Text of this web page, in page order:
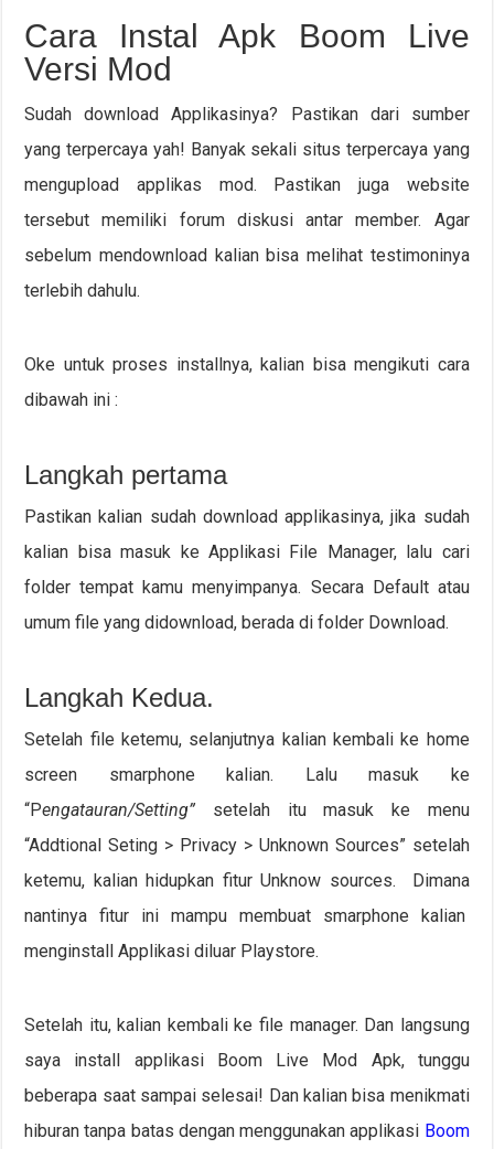
Cara Instal Apk Boom Live
Versi Mod
Sudah download Applikasinya? Pastikan dari sumber
yang terpercaya yah! Banyak sekali situs terpercaya yang
mengupload applikas mod. Pastikan juga website
tersebut memiliki forum diskusi antar member. Agar
sebelum mendownload kalian bisa melihat testimoninya
terlebih dahulu.
Oke untuk proses installnya, kalian bisa mengikuti cara
dibawah ini :
Langkah pertama
Pastikan kalian sudah download applikasinya, jika sudah
kalian bisa masuk ke Applikasi File Manager, lalu cari
folder tempat kamu menyimpanya. Secara Default atau
umum file yang didownload, berada di folder Download.
Langkah Kedua.
Setelah file ketemu, selanjutnya kalian kembali ke home
screen smarphone kalian. Lalu masuk ke
“Pengatauran/Setting” setelah itu masuk ke menu
“Addtional Seting > Privacy > Unknown Sources” setelah
ketemu, kalian hidupkan fitur Unknow sources. Dimana
nantinya fitur ini mampu membuat smarphone kalian
menginstall Applikasi diluar Playstore.
Setelah itu, kalian kembali ke file manager. Dan langsung
saya install applikasi Boom Live Mod Apk, tunggu
beberapa saat sampai selesai! Dan kalian bisa menikmati
hiburan tanpa batas dengan menggunakan applikasi Boom